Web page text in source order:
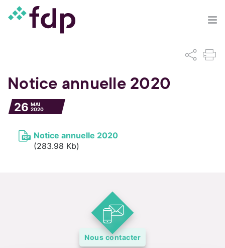
Notice annuelle 2020
26 MAI
2020
Notice annuelle 2020
(283.98 Kb)
Nous contacter